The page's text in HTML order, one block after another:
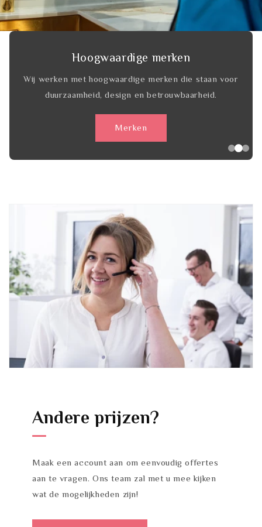
Hoogwaardige merken
Wij werken met hoogwaardige merken die staan voor
duurzaamheid, design en betrouwbaarheid.
Merken
Andere prijzen?
Maak een account aan om eenvoudig offertes
aan te vragen. Ons team zal met u mee kijken
wat de mogelijkheden zijn!